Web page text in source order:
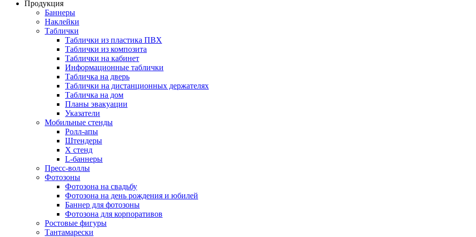
Продукция
Баннеры
Наклейки
Таблички
Таблички из пластика ПВХ
Таблички из композита
Таблички на кабинет
Информационные таблички
Табличка на дверь
Таблички на дистанционных держателях
Табличка на дом
Планы эвакуации
Указатели
Мобильные стенды
Ролл-апы
Штендеры
Х стенд
L-баннеры
Пресс-воллы
Фотозоны
Фотозона на свадьбу
Фотозона на день рождения и юбилей
Баннер для фотозоны
Фотозона для корпоративов
Ростовые фигуры
Тантамарески